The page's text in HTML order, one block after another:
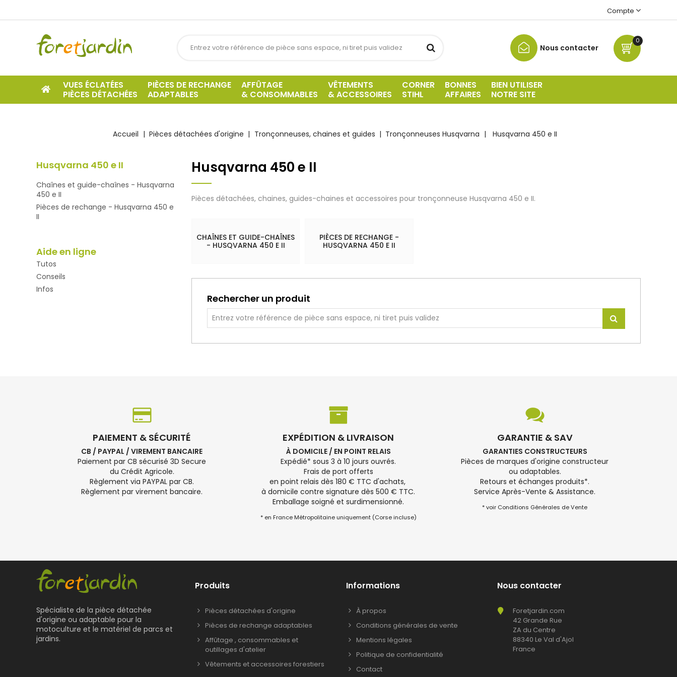
Compte
0
Nous contacter
VUES ÉCLATÉES
PIÈCES DÉTACHÉES
PIÈCES DE RECHANGE
ADAPTABLES
AFFÛTAGE
& CONSOMMABLES
VÊTEMENTS
& ACCESSOIRES
CORNER
STIHL
BONNES
AFFAIRES
BIEN UTILISER
NOTRE SITE
Accueil Pièces détachées d'origine Tronçonneuses, chaines et guides Tronçonneuses Husqvarna Husqvarna 450 e II
Husqvarna 450 e II
Chaînes et guide-chaînes - Husqvarna
450 e II
Pièces de rechange - Husqvarna 450 e
II
Aide en ligne
Tutos
Conseils
Infos
Husqvarna 450 e II
Pièces détachées, chaines, guides-chaines et accessoires pour tronçonneuse Husqvarna 450 e II.
CHAÎNES ET GUIDE-CHAÎNES
- HUSQVARNA 450 E II
PIÈCES DE RECHANGE -
HUSQVARNA 450 E II
Rechercher un produit
PAIEMENT & SÉCURITÉ
CB / PAYPAL / VIREMENT BANCAIRE
Paiement par CB sécurisé 3D Secure
du Crédit Agricole.
Règlement via PAYPAL par CB.
Règlement par virement bancaire.
EXPÉDITION & LIVRAISON
À DOMICILE / EN POINT RELAIS
Expédié* sous 3 à 10 jours ouvrés.
Frais de port offerts
en point relais dès 180 € TTC d'achats,
à domicile contre signature dès 500 € TTC.
Emballage soigné et surdimensionné.
* en France Métropolitaine uniquement (Corse incluse)
GARANTIE & SAV
GARANTIES CONSTRUCTEURS
Pièces de marques d'origine constructeur
ou adaptables.
Retours et échanges produits*.
Service Après-Vente & Assistance.
* voir Conditions Générales de Vente
Spécialiste de la pièce détachée
d'origine ou adaptable pour la
motoculture et le matériel de parcs et
jardins.
Produits
Pièces détachées d'origine
Pièces de rechange adaptables
Affûtage , consommables et
outillages d'atelier
Vêtements et accessoires forestiers
Informations
À propos
Conditions générales de vente
Mentions légales
Politique de confidentialité
Contact
Nous contacter
Foretjardin.com
42 Grande Rue
ZA du Centre
88340 Le Val d'Ajol
France